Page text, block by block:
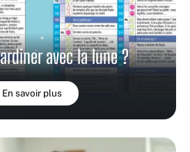
avec la lune ?
En savoir plus